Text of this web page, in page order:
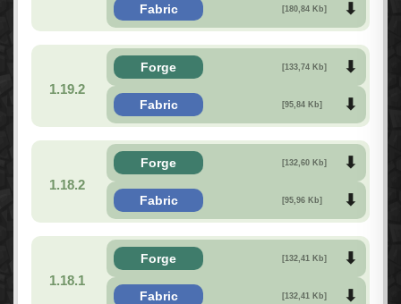
Fabric [180,84 Kb]
1.19.2
Forge [133,74 Kb]
Fabric [95,84 Kb]
1.18.2
Forge [132,60 Kb]
Fabric [95,96 Kb]
1.18.1
Forge [132,41 Kb]
Fabric [132,41 Kb]